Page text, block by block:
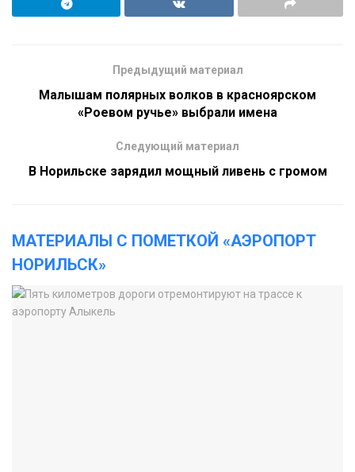
Предыдущий материал
Малышам полярных волков в красноярском
«Роевом ручье» выбрали имена
Следующий материал
В Норильске зарядил мощный ливень с громом
МАТЕРИАЛЫ С ПОМЕТКОЙ «АЭРОПОРТ
НОРИЛЬСК»